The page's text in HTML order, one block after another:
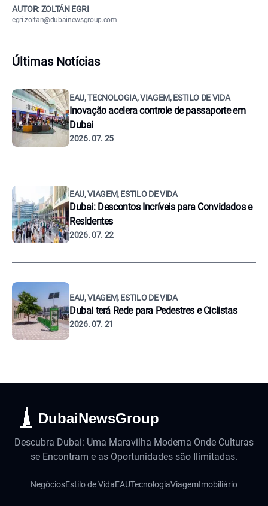
AUTOR: ZOLTÁN EGRI
egri.zoltan@dubainewsgroup.com
Últimas Notícias
EAU, TECNOLOGIA, VIAGEM, ESTILO DE VIDA
Inovação acelera controle de passaporte em
Dubai
2026. 07. 25
EAU, VIAGEM, ESTILO DE VIDA
Dubai: Descontos Incríveis para Convidados e
Residentes
2026. 07. 22
EAU, VIAGEM, ESTILO DE VIDA
Dubai terá Rede para Pedestres e Ciclistas
2026. 07. 21
DubaiNewsGroup
Descubra Dubai: Uma Maravilha Moderna Onde Culturas
se Encontram e as Oportunidades são Ilimitadas.
NegóciosEstilo de VidaEAUTecnologiaViagemImobiliário